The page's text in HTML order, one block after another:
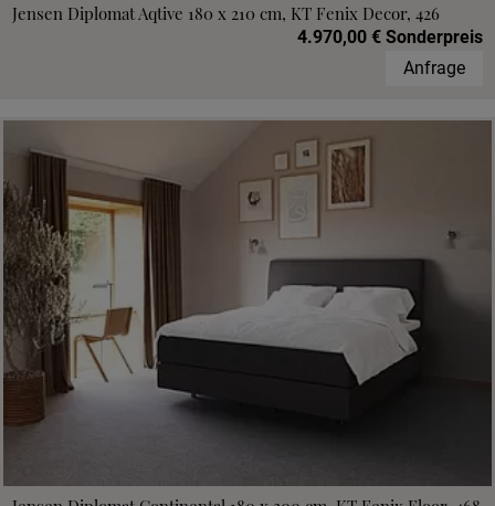
Jensen Diplomat Aqtive 180 x 210 cm, KT Fenix Decor, 426
4.970,00 € Sonderpreis
Anfrage